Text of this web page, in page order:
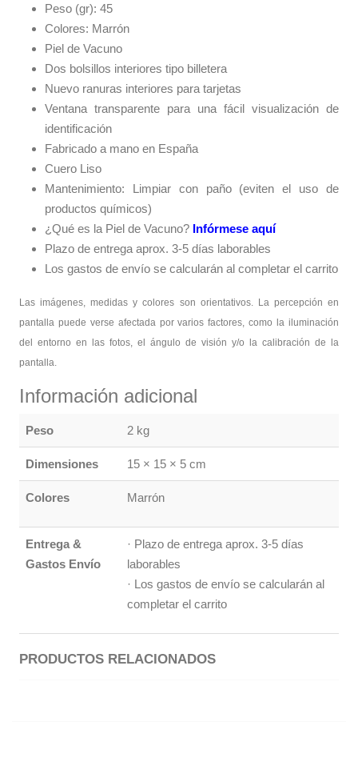
Peso (gr): 45
Colores: Marrón
Piel de Vacuno
Dos bolsillos interiores tipo billetera
Nuevo ranuras interiores para tarjetas
Ventana transparente para una fácil visualización de
identificación
Fabricado a mano en España
Cuero Liso
Mantenimiento: Limpiar con paño (eviten el uso de
productos químicos)
¿Qué es la Piel de Vacuno? Infórmese aquí
Plazo de entrega aprox. 3-5 días laborables
Los gastos de envío se calcularán al completar el carrito
Las imágenes, medidas y colores son orientativos. La percepción en
pantalla puede verse afectada por varios factores, como la iluminación
del entorno en las fotos, el ángulo de visión y/o la calibración de la
pantalla.
Información adicional
Peso 2 kg
Dimensiones 15 × 15 × 5 cm
Colores Marrón
Entrega &
Gastos Envío
· Plazo de entrega aprox. 3-5 días
laborables
· Los gastos de envío se calcularán al
completar el carrito
PRODUCTOS RELACIONADOS